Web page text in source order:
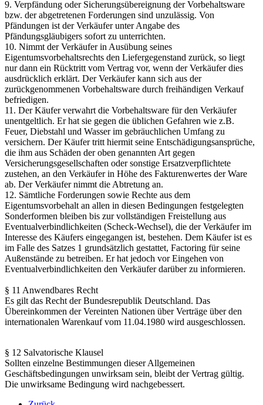
9. Verpfändung oder Sicherungsübereignung der Vorbehaltsware
bzw. der abgetretenen Forderungen sind unzulässig. Von
Pfändungen ist der Verkäufer unter Angabe des
Pfändungsgläubigers sofort zu unterrichten.
10. Nimmt der Verkäufer in Ausübung seines
Eigentumsvorbehaltsrechts den Liefergegenstand zurück, so liegt
nur dann ein Rücktritt vom Vertrag vor, wenn der Verkäufer dies
ausdrücklich erklärt. Der Verkäufer kann sich aus der
zurückgenommenen Vorbehaltsware durch freihändigen Verkauf
befriedigen.
11. Der Käufer verwahrt die Vorbehaltsware für den Verkäufer
unentgeltlich. Er hat sie gegen die üblichen Gefahren wie z.B.
Feuer, Diebstahl und Wasser im gebräuchlichen Umfang zu
versichern. Der Käufer tritt hiermit seine Entschädigungsansprüche,
die ihm aus Schäden der oben genannten Art gegen
Versicherungsgesellschaften oder sonstige Ersatzverpflichtete
zustehen, an den Verkäufer in Höhe des Fakturenwertes der Ware
ab. Der Verkäufer nimmt die Abtretung an.
12. Sämtliche Forderungen sowie Rechte aus dem
Eigentumsvorbehalt an allen in diesen Bedingungen festgelegten
Sonderformen bleiben bis zur vollständigen Freistellung aus
Eventualverbindlichkeiten (Scheck-Wechsel), die der Verkäufer im
Interesse des Käufers eingegangen ist, bestehen. Dem Käufer ist es
im Falle des Satzes 1 grundsätzlich gestattet, Factoring für seine
Außenstände zu betreiben. Er hat jedoch vor Eingehen von
Eventualverbindlichkeiten den Verkäufer darüber zu informieren.
§ 11 Anwendbares Recht
Es gilt das Recht der Bundesrepublik Deutschland. Das
Übereinkommen der Vereinten Nationen über Verträge über den
internationalen Warenkauf vom 11.04.1980 wird ausgeschlossen.
§ 12 Salvatorische Klausel
Sollten einzelne Bestimmungen dieser Allgemeinen
Geschäftsbedingungen unwirksam sein, bleibt der Vertrag gültig.
Die unwirksame Bedingung wird nachgebessert.